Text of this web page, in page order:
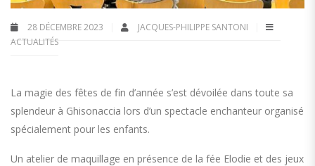
28 DÉCEMBRE 2023
JACQUES-PHILIPPE SANTONI
ACTUALITÉS
La magie des fêtes de fin d’année s’est dévoilée dans toute sa
splendeur à Ghisonaccia lors d’un spectacle enchanteur organisé
spécialement pour les enfants.
Un atelier de maquillage en présence de la fée Elodie et des jeux